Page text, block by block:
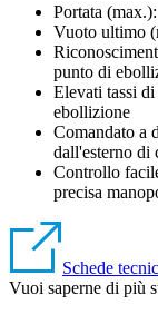
Portata
Vuoto ultimo
punto di
Elevati tassi
ebollizione
Comandato a
dall'esterno di
Controllo
precisa
Schede
Vuoi saperne di più